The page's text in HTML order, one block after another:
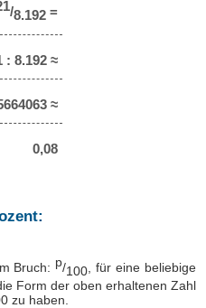
/8.192 =
: 8.192 ≈
≈
0,08
Bruch: p/100 , für eine beliebige
Form der oben erhaltenen Zahl
zu haben.